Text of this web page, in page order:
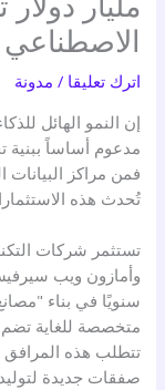
الاصطناعي
اترك تعليقا / مدونة
إن النمو الهائل
مدعوم أساساً ببنية
فمن مراكز
تُحدث هذه
تستثمر شركات
وأمازون ويب
سنويًا في بناء
متخصصة للغاية
تتطلب هذه المرافق
صفقات جديدة